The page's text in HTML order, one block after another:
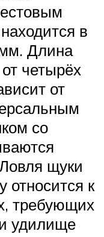
в
Длина
четырёх
от
со
щуки
относится к
требующих
удилище